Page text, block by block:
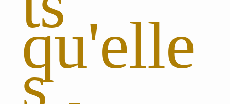
qu'elle
s